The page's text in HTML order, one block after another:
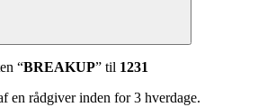
“BREAKUP” til 1231
en rådgiver inden for 3 hverdage.